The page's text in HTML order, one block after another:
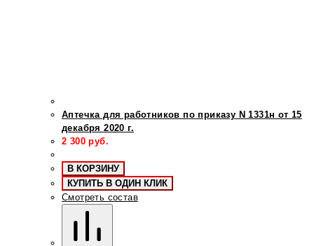
Аптечка для работников по приказу N 1331н от 15
декабря 2020 г.
2 300 руб.
В КОРЗИНУ
КУПИТЬ В ОДИН КЛИК
Смотреть состав